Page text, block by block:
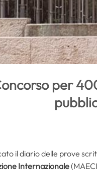
per
il diario delle prove
Internazionale